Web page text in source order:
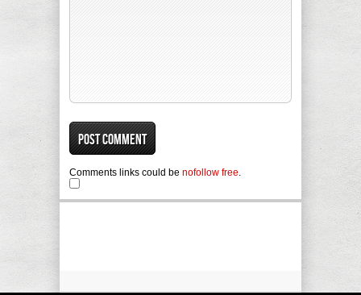
Comments links could be nofollow free.